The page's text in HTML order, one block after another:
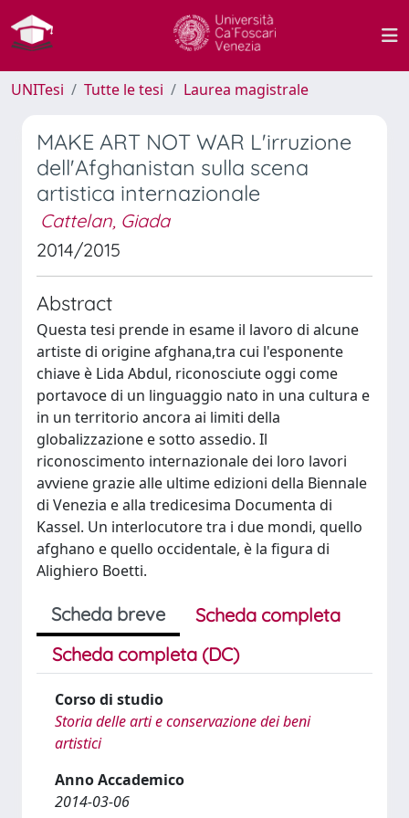
UNITesi Tutte le tesi Laurea magistrale
MAKE ART NOT WAR L'irruzione
dell'Afghanistan sulla scena
artistica internazionale
Cattelan, Giada
2014/2015
Abstract
Questa tesi prende in esame il lavoro di alcune
artiste di origine afghana,tra cui l'esponente
chiave è Lida Abdul, riconosciute oggi come
portavoce di un linguaggio nato in una cultura e
in un territorio ancora ai limiti della
globalizzazione e sotto assedio. Il
riconoscimento internazionale dei loro lavori
avviene grazie alle ultime edizioni della Biennale
di Venezia e alla tredicesima Documenta di
Kassel. Un interlocutore tra i due mondi, quello
afghano e quello occidentale, è la figura di
Alighiero Boetti.
Scheda breve
Scheda completa
Scheda completa (DC)
Corso di studio
Storia delle arti e conservazione dei beni
artistici
Anno Accademico
2014-03-06